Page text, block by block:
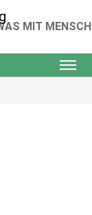
MIT